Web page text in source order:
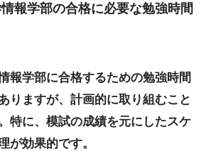
報学部の合格に必要な勉強時間
報学部に合格するための勉強時間
りますが、計画的に取り組むこと
特に、模試の成績を元にしたスケ
が効果的です。